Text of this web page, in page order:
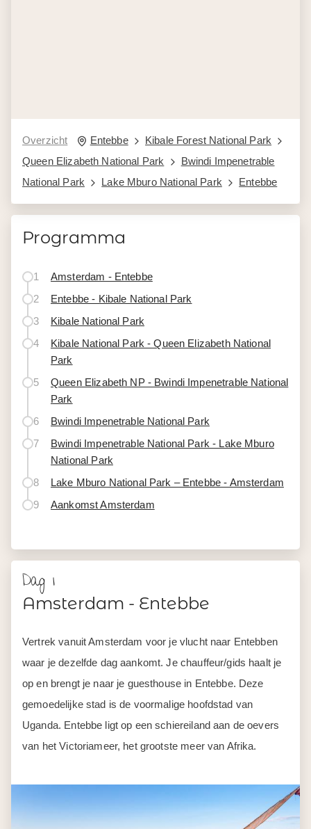
Overzicht Entebbe
Kibale Forest National Park
Queen Elizabeth National Park
Bwindi Impenetrable
National Park
Lake Mburo National Park Entebbe
Programma
1
Amsterdam - Entebbe
2
Entebbe - Kibale National Park
3
Kibale National Park
4
Kibale National Park - Queen Elizabeth National
Park
5
Queen Elizabeth NP - Bwindi Impenetrable National
Park
6
Bwindi Impenetrable National Park
7
Bwindi Impenetrable National Park - Lake Mburo
National Park
8
Lake Mburo National Park – Entebbe - Amsterdam
9
Aankomst Amsterdam
Dag 1
Amsterdam - Entebbe
Vertrek vanuit Amsterdam voor je vlucht naar Entebben
waar je dezelfde dag aankomt. Je chauffeur/gids haalt je
op en brengt je naar je guesthouse in Entebbe. Deze
gemoedelijke stad is de voormalige hoofdstad van
Uganda. Entebbe ligt op een schiereiland aan de oevers
van het Victoriameer, het grootste meer van Afrika.